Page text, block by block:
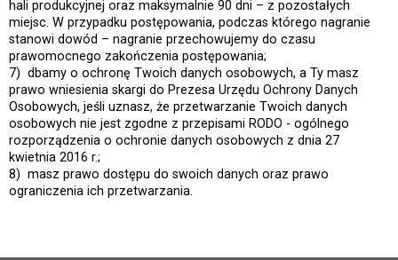
hali produkcyjnej oraz maksymalnie 90 dni – z pozostałych
miejsc. W przypadku postępowania, podczas którego nagranie
stanowi dowód – nagranie przechowujemy do czasu
prawomocnego zakończenia postępowania;
7) dbamy o ochronę Twoich danych osobowych, a Ty masz
prawo wniesienia skargi do Prezesa Urzędu Ochrony Danych
Osobowych, jeśli uznasz, że przetwarzanie Twoich danych
osobowych nie jest zgodne z przepisami RODO - ogólnego
rozporządzenia o ochronie danych osobowych z dnia 27
kwietnia 2016 r.;
8) masz prawo dostępu do swoich danych oraz prawo
ograniczenia ich przetwarzania.